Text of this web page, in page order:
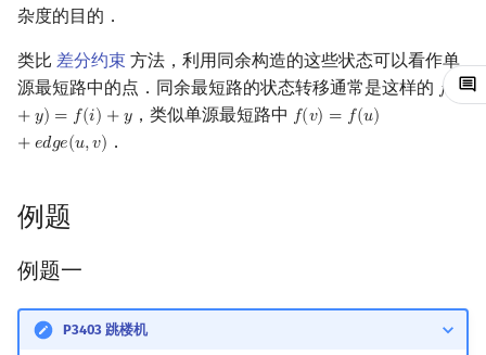
格式手册
数学符号表
F.A.Q.
致谢
学习资源
技巧
出题
Notepad++
Kate
命令行编译与调试
编译器
WSL (Windows 10)
Testlib
Checker
Polygon
OJ 工具
高级数据类型
函数
pair
常量
新版 C++ 特性
C++ 与其他常用语言的区别
Pascal 转 C++ 急救
Python 速成
Java 进阶
递归 & 分治
贪心
排序
基数排序
快速排序
二分
倍增
构造
启发式搜索
A*
迭代加深搜索
回溯法
Dancing Links
Alpha–Beta 剪枝
区间 DP
DAG 上的 DP
树形 DP
数位 DP
插头 DP
计数 DP
WQS 二分
状态设计优化
字符串哈希
字典树 (Trie)
前缀函数与 KMP 算法
Z 函数（扩展 KMP）
AC 自动机
后缀数组 (SA)
二进制集合操作
高精度计算
快速幂
弧度制与坐标系
复数
数论
筛法
分解质因数
Chirp Z 变换
多项式牛顿迭代
多项式平移|连续点值平移
卡特兰数
斯特林数
行列式
线性空间
哈希表
并查集
堆
单调栈
单调队列
ST 表
Kinetic Tournament Tree
笛卡尔树
Size Balanced Tree
可持久化可并堆
最近公共祖先
树链剖分
树上启发式合并
树分治
动态树分治
AHU 算法
点/边连通度
上下界网络流
Stoer–Wagner 算法
一般图最大权匹配
稳定匹配
Pick 定理
三角剖分
凸包
旋转卡壳
半平面交
平面最近点对
分数规划
随机化
悬线法
计算理论基础
字节顺序
约瑟夫问题
杂度的目的．
类比 差分约束 方法，利用同余构造的这些状态可以看作单
源最短路中的点．同余最短路的状态转移通常是这样的 𝑓 ( 𝑖
+𝑦) = 𝑓(𝑖) +𝑦
f( +y)
，类似单源最短路中 𝑓(𝑣) = 𝑓(𝑢)
+𝑒𝑑𝑔𝑒(𝑢,𝑣)
f(v)= f(u )+ed
．
例题
例题一
P3403 跳楼机